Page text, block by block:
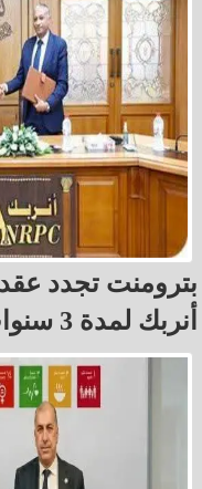
بترومنت تجدد
أنربك لمدة 3 سنوات